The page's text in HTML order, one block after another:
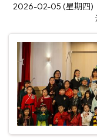
2026-02-05 (星期四)